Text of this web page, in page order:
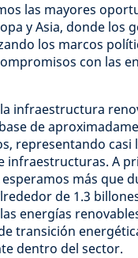
las mayores
y Asia, donde los
los marcos
con las
infraestructura
de
representando casi
infraestructuras. A
esperamos más que
de 1.3
energías
transición
dentro del sector.